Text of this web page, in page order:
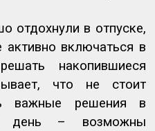
отдохнули в отпуске,
активно включаться в
накопившиеся
что не стоит
важные решения в
день – возможны